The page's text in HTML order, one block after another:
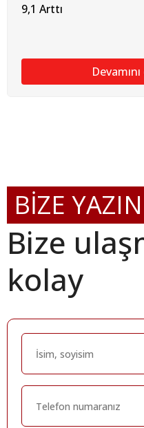
9,1 Arttı
BİZE YAZIN
Bize
kolay